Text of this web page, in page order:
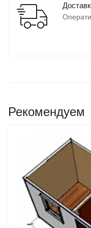
Рекомендуем